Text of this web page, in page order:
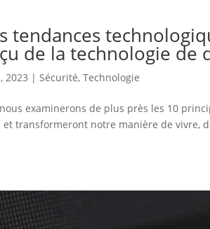
tendances
de la technologie de
2023 |Sécurité,Technologie
examinerons de plus près les 10
transformeront notre manière de vivre,